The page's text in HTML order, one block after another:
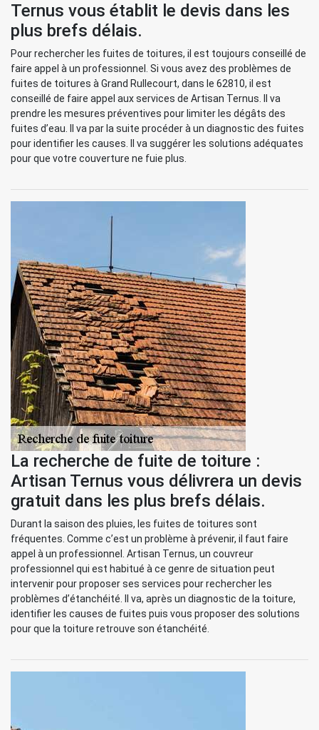
Ternus vous établit le devis dans les
plus brefs délais.
Pour rechercher les fuites de toitures, il est toujours conseillé de
faire appel à un professionnel. Si vous avez des problèmes de
fuites de toitures à Grand Rullecourt, dans le 62810, il est
conseillé de faire appel aux services de Artisan Ternus. Il va
prendre les mesures préventives pour limiter les dégâts des
fuites d’eau. Il va par la suite procéder à un diagnostic des fuites
pour identifier les causes. Il va suggérer les solutions adéquates
pour que votre couverture ne fuie plus.
La recherche de fuite de toiture :
Artisan Ternus vous délivrera un devis
gratuit dans les plus brefs délais.
Durant la saison des pluies, les fuites de toitures sont
fréquentes. Comme c’est un problème à prévenir, il faut faire
appel à un professionnel. Artisan Ternus, un couvreur
professionnel qui est habitué à ce genre de situation peut
intervenir pour proposer ses services pour rechercher les
problèmes d’étanchéité. Il va, après un diagnostic de la toiture,
identifier les causes de fuites puis vous proposer des solutions
pour que la toiture retrouve son étanchéité.